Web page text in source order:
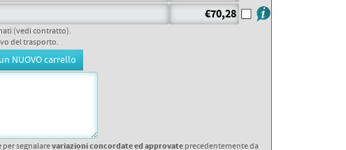
€70,28
(vedi contratto).
del trasporto.
per segnalarevariazioni concordate ed approvateprecedentemente da